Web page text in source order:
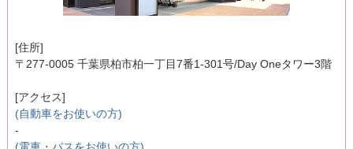
[住所]
〒277-0005 千葉県柏市柏一丁目7番1-301号/Day Oneタワー3階
[アクセス]
(自動車をお使いの方)
-